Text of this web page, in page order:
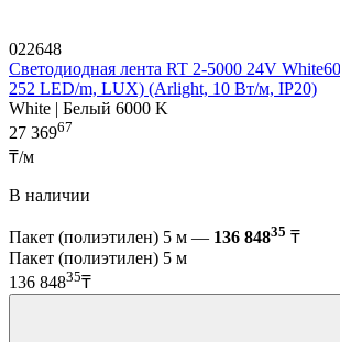
022648
Светодиодная лента RT 2-5000 24V
252 LED/m, LUX) (Arlight, 10 Вт/м, IP20)
White | Белый 6000 K
27 36967
₸/м
В наличии
Пакет (полиэтилен) 5 м — 136 84835 ₸
Пакет (полиэтилен) 5 м
136 84835₸